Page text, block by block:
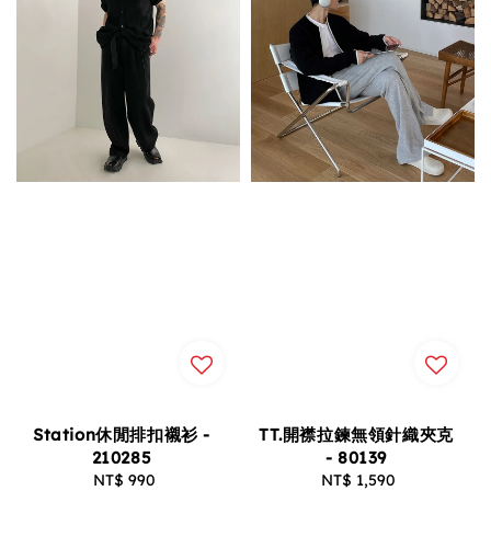
Station休閒排扣襯衫 -
210285
Regular
NT$ 990
TT.開襟拉鍊無領針織夾克
- 80139
Regular
NT$ 1,590